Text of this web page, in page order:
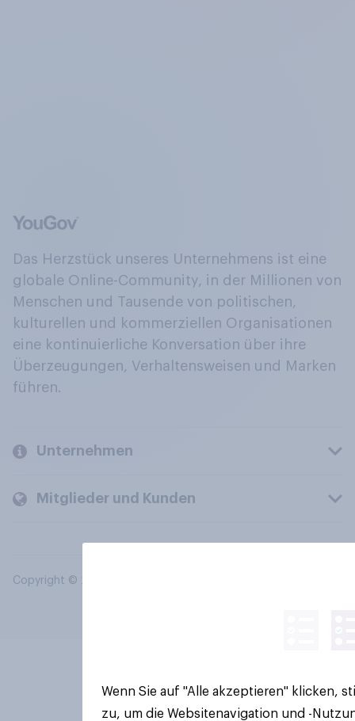
Das Herzstück unseres Unternehmens ist eine
globale Online-Community, in der Millionen von
Menschen und Tausende von politischen,
kulturellen und kommerziellen Organisationen
eine kontinuierliche Konversation über ihre
Überzeugungen, Verhaltensweisen und Marken
führen.
Unternehmen
Mitglieder und Kunden
Copyright © 2026 YouGov PLC. Alle Rechte vorbehalten.
Wenn Sie auf "Alle akzeptieren" klicken,
zu, um die Websitenavigation und -